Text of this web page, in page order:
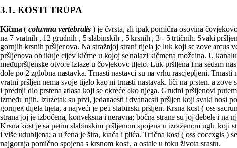
3.1. KOSTI TRUPA
Kičma ( columna vertebralis ) je čvrsta, ali ipak pomična osovina
na 7 vratnih , 12 grudnih , 5 slabinskih , 5 krsnih , 3 - 5 trtičnih. Svaki
gornjih krsnih pršljenova. Na stražnjoj strani tijela je luk koji se zove arcus
pršljenova oblikuje cijev kičme u kojoj se nalazi kičmena moždina. U
međupršljenske otvore izlaze u čovjekovo tijelo. Luk pršljena ima sedam
dole po 2 zglobna nastavka. Trnasti nastavci su na vrhu rascjepljeni.
vratni pršljen nema svoje tijelo kao ni trnasti nastavak, liči na prsten, a
i prednji dio prstena atlasa koji se okreće oko njega. Grudni pršljenovi
između njih. Izuzetak su prvi, jedanaesti i dvanaesti pršljen koji svaki nosi
gornjeg dijela tijela, a najveći je peti slabinski pršljen. Krsna kost ( oss
strana joj je izbočena, konveksna i neravna; bočna strane su joj debele i na
Krsna kost je sa petim slabinskim pršljenom spojena u izraženom uglu koji
i više udubljena; a u žena je šira, kraća i plića. Trtična kost ( oss coccxgis )
najgornja pomično spojena s krsnom kosti, a ostale u toku života srastu.